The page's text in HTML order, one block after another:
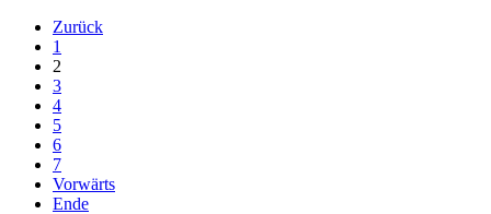
Zurück
1
2
3
4
5
6
7
Vorwärts
Ende